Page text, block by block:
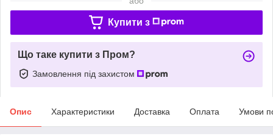
Купити з
Що таке купити з Пром?
Замовлення під захистом
Опис Характеристики Доставка Оплата Умови